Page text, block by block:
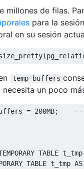
millones de filas.
para la
en su sesión
(
temp_buffers
necesita un poco
= 200MB; --
TABLE
TABLE t_tmp AS